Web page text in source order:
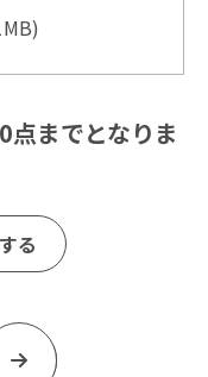
までとなりま
る